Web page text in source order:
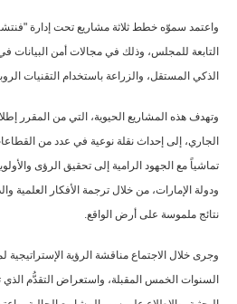
واعتمد سموّه خطط ثلاثة مشاريع تحت إدارة
التابعة للمجلس، وذلك في مجالات أمن البيانات
الذكي المستقل، والزراعة باستخدام التقنيات
وتهدف هذه المشاريع الحيوية، التي من المقرر
الجاري، إلى إحداث نقلة نوعية في عدد من
تماشياً مع الجهود الرامية إلى تحقيق الرؤى
ودولة الإمارات، من خلال ترجمة الأفكار العلمية
نتائج ملموسة على أرض الواقع.
وجرى خلال الاجتماع مناقشة الرؤية
السنوات الخمس المقبلة، واستعراض التقدُّم الذي